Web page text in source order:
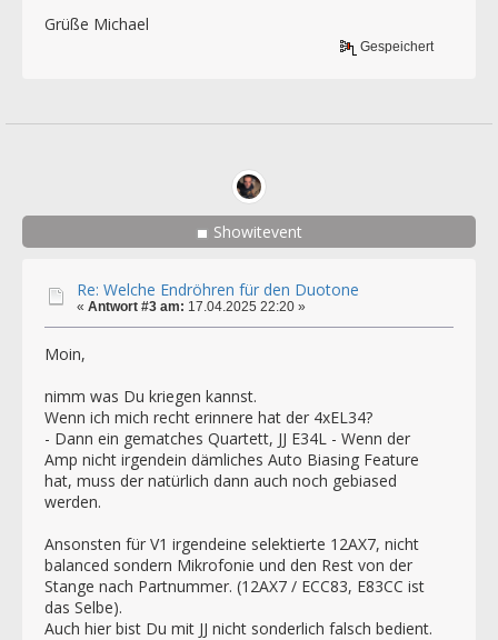
Grüße Michael
Gespeichert
Showitevent
Re: Welche Endröhren für den Duotone
« Antwort #3 am: 17.04.2025 22:20 »
Moin,
nimm was Du kriegen kannst.
Wenn ich mich recht erinnere hat der 4xEL34?
- Dann ein gematches Quartett, JJ E34L - Wenn der
Amp nicht irgendein dämliches Auto Biasing Feature
hat, muss der natürlich dann auch noch gebiased
werden.
Ansonsten für V1 irgendeine selektierte 12AX7, nicht
balanced sondern Mikrofonie und den Rest von der
Stange nach Partnummer. (12AX7 / ECC83, E83CC ist
das Selbe).
Auch hier bist Du mit JJ nicht sonderlich falsch bedient.